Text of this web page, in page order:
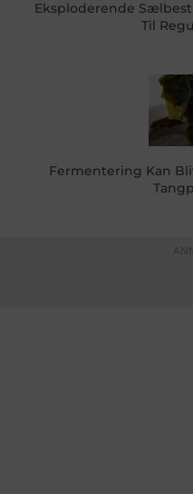
Eksploderende
Til
Fermentering Kan